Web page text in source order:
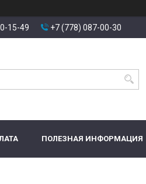
15-49 +7 (778) 087-00-30
ПОЛЕЗНАЯ ИНФОРМАЦИЯ